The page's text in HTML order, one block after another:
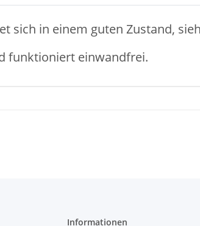
sich in einem guten Zustand,
funktioniert einwandfrei.
Informationen